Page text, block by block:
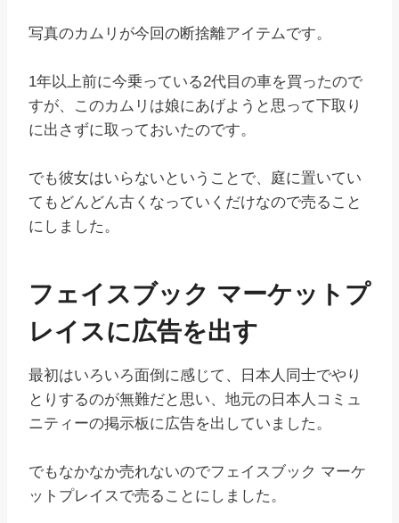
写真のカムリが今回の断捨離アイテムです。
1年以上前に今乗っている2代目の車を買ったので
すが、このカムリは娘にあげようと思って下取り
に出さずに取っておいたのです。
でも彼女はいらないということで、庭に置いてい
てもどんどん古くなっていくだけなので売ること
にしました。
フェイスブック マーケットプ
レイスに広告を出す
最初はいろいろ面倒に感じて、日本人同士でやり
とりするのが無難だと思い、地元の日本人コミュ
ニティーの掲示板に広告を出していました。
でもなかなか売れないのでフェイスブック マーケ
ットプレイスで売ることにしました。